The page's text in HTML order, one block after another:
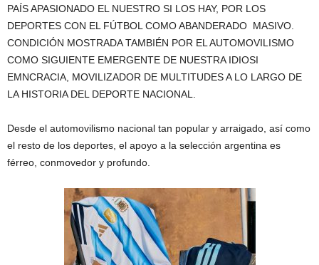
PAÍS APASIONADO EL NUESTRO SI LOS HAY, POR LOS
DEPORTES CON EL FÚTBOL COMO ABANDERADO MASIVO.
CONDICIÓN MOSTRADA TAMBIÉN POR EL AUTOMOVILISMO
COMO SIGUIENTE EMERGENTE DE NUESTRA IDIOSI
EMNCRACIA, MOVILIZADOR DE MULTITUDES A LO LARGO DE
LA HISTORIA DEL DEPORTE NACIONAL.
Desde el automovilismo nacional tan popular y arraigado, así como
el resto de los deportes, el apoyo a la selección argentina es
férreo, conmovedor y profundo.